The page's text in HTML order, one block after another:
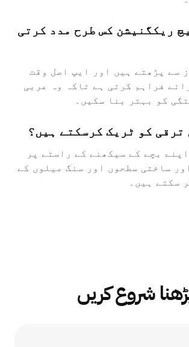
ریکگنیشن کس طرح مدد کرتی
سے پڑھتے ہیں اور ایپ اصل وقت
فراہم کرتی ہے تاکہ وہ عربی
کو بہتر بنا سکیں۔
ترقی کو ٹریک کرسکتے ہیں؟
بچے کے سیکھنے کے راستے پر
ساختی سطحوں اور سنگ میلوں کے
سکتے ہیں۔
شروع کریں